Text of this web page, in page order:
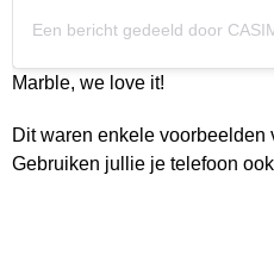
Marble, we love it!
Dit waren enkele voorbeelden
Gebruiken jullie je telefoon